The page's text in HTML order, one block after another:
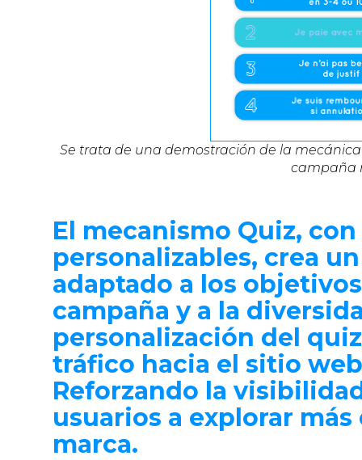
Se trata de una demostración de la
campaña
El mecanismo Quiz,
personalizables, crea
adaptado a los
campaña y a la
personalización del quiz
tráfico hacia el sitio
Reforzando la
usuarios a explorar
marca.